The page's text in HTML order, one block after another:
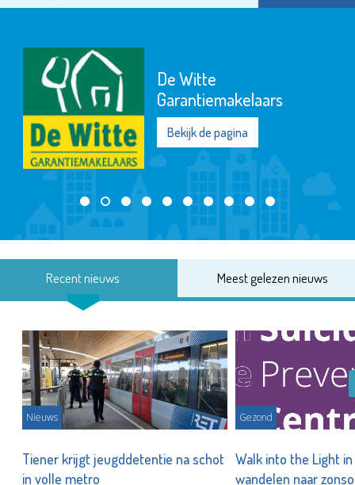
De Witte
Garantiemakelaars
Bekijk de pagina
Recent nieuws Meest gelezen nieuws
Nieuws
Tiener krijgt jeugddetentie na schot
in volle metro
Gezond
Walk into the Light in
wandelen naar